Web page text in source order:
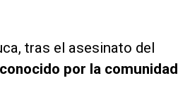
tras el asesinato del
por la comunidad